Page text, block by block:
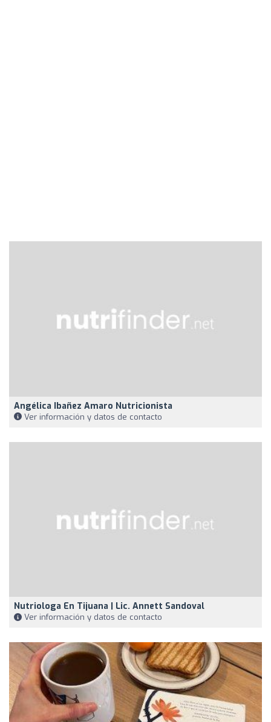
Angélica Ibañez Amaro Nutricionista
Ver información y datos de contacto
Nutriologa En Tijuana | Lic. Annett Sandoval
Ver información y datos de contacto